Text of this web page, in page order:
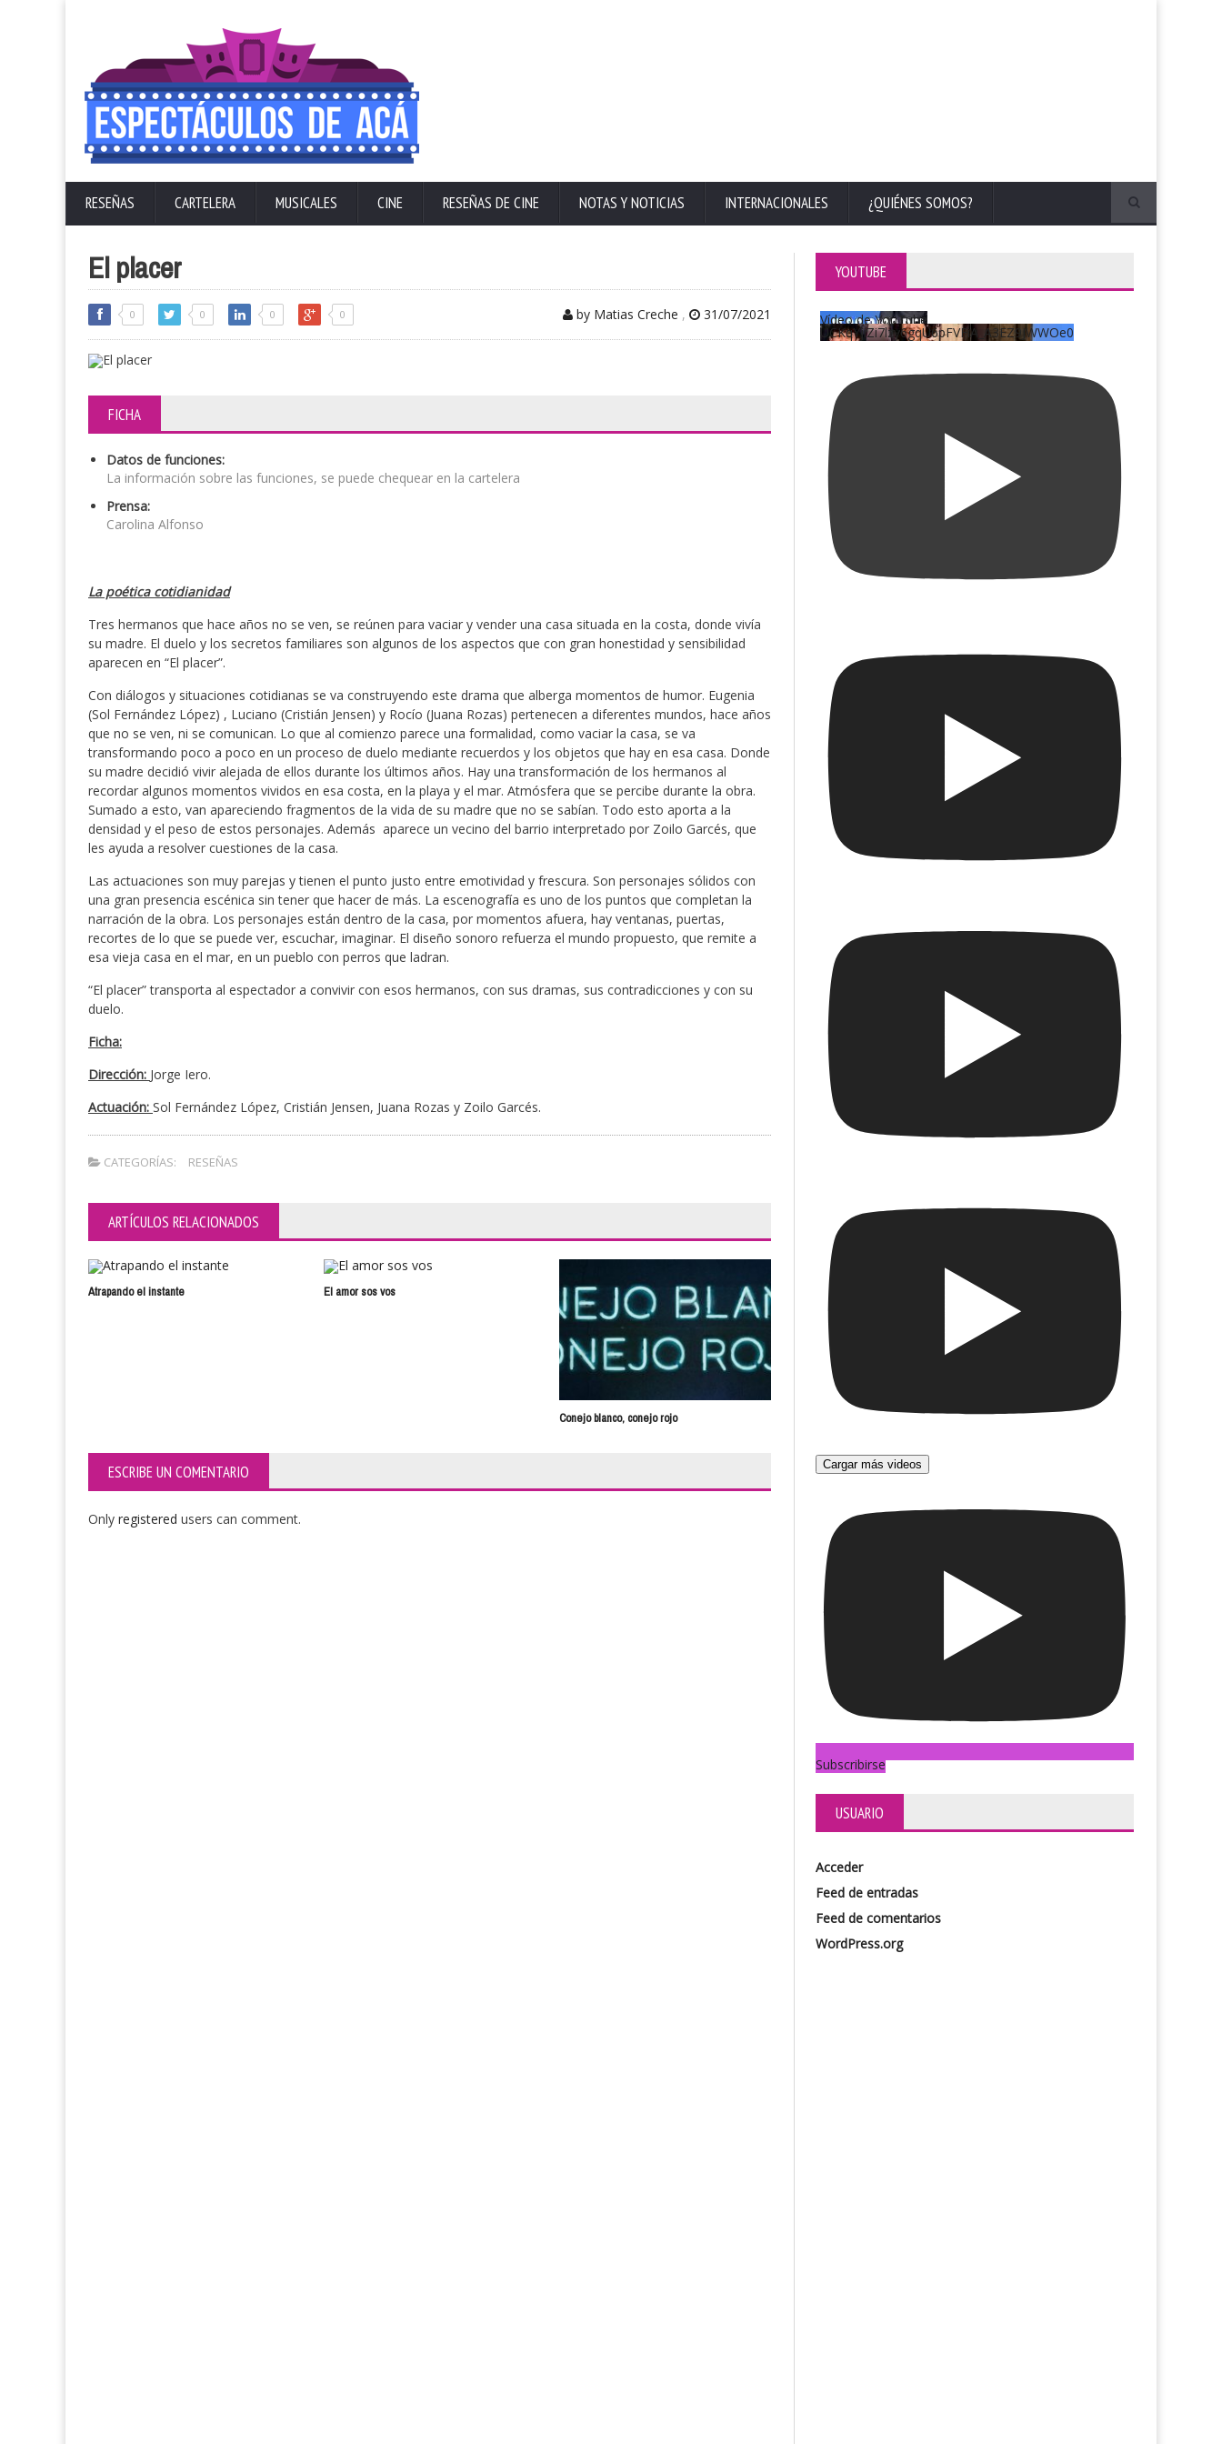
RESEÑAS CARTELERA MUSICALES CINE RESEÑAS DE CINE NOTAS Y NOTICIAS INTERNACIONALES ¿QUIÉNES SOMOS?
El placer
0 0 0 0 by Matias Creche , 31/07/2021
FICHA
Datos de funciones:
La información sobre las funciones, se puede chequear en la cartelera
Prensa:
Carolina Alfonso
La poética cotidianidad
Tres hermanos que hace años no se ven, se reúnen para vaciar y vender una casa situada en la costa, donde vivía
su madre. El duelo y los secretos familiares son algunos de los aspectos que con gran honestidad y sensibilidad
aparecen en “El placer”.
Con diálogos y situaciones cotidianas se va construyendo este drama que alberga momentos de humor. Eugenia
(Sol Fernández López) , Luciano (Cristián Jensen) y Rocío (Juana Rozas) pertenecen a diferentes mundos, hace años
que no se ven, ni se comunican. Lo que al comienzo parece una formalidad, como vaciar la casa, se va
transformando poco a poco en un proceso de duelo mediante recuerdos y los objetos que hay en esa casa. Donde
su madre decidió vivir alejada de ellos durante los últimos años. Hay una transformación de los hermanos al
recordar algunos momentos vividos en esa costa, en la playa y el mar. Atmósfera que se percibe durante la obra.
Sumado a esto, van apareciendo fragmentos de la vida de su madre que no se sabían. Todo esto aporta a la
densidad y el peso de estos personajes. Además aparece un vecino del barrio interpretado por Zoilo Garcés, que
les ayuda a resolver cuestiones de la casa.
Las actuaciones son muy parejas y tienen el punto justo entre emotividad y frescura. Son personajes sólidos con
una gran presencia escénica sin tener que hacer de más. La escenografía es uno de los puntos que completan la
narración de la obra. Los personajes están dentro de la casa, por momentos afuera, hay ventanas, puertas,
recortes de lo que se puede ver, escuchar, imaginar. El diseño sonoro refuerza el mundo propuesto, que remite a
esa vieja casa en el mar, en un pueblo con perros que ladran.
“El placer” transporta al espectador a convivir con esos hermanos, con sus dramas, sus contradicciones y con su
duelo.
Ficha:
Dirección: Jorge Iero.
Actuación: Sol Fernández López, Cristián Jensen, Juana Rozas y Zoilo Garcés.
CATEGORÍAS: RESEÑAS
ARTÍCULOS RELACIONADOS
Atrapando el instante El amor sos vos
Conejo blanco, conejo rojo
Fe de vida
ESCRIBE UN COMENTARIO
Only registered users can comment.
YOUTUBE
Vídeo de YouTube
UCKqYjiZi7lzy6gqU6pFVFiA_A3EZ9JWWOe0
Cargar más videos
Subscribirse
USUARIO
Acceder
Feed de entradas
Feed de comentarios
WordPress.org